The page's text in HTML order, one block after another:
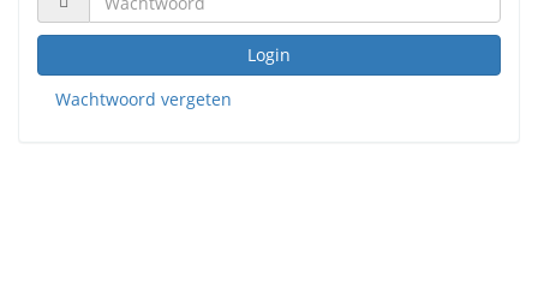
Login
Wachtwoord vergeten